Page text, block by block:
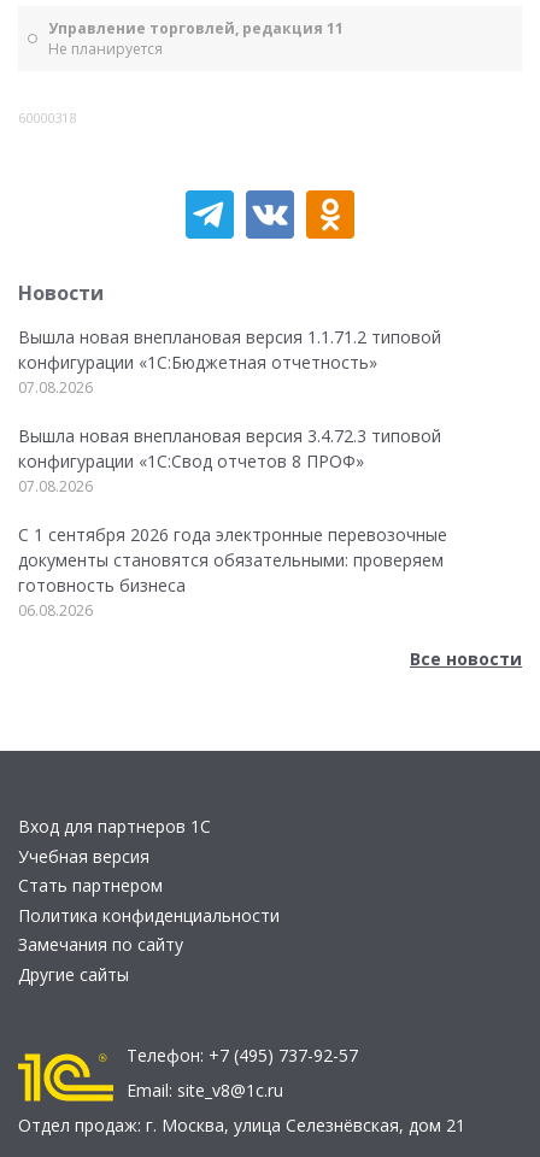
Управление торговлей, редакция 11
Не планируется
60000318
Новости
Вышла новая внеплановая версия 1.1.71.2 типовой
конфигурации «1C:Бюджетная отчетность»
07.08.2026
Вышла новая внеплановая версия 3.4.72.3 типовой
конфигурации «1C:Свод отчетов 8 ПРОФ»
07.08.2026
С 1 сентября 2026 года электронные перевозочные
документы становятся обязательными: проверяем
готовность бизнеса
06.08.2026
Все новости
Вход для партнеров 1С
Учебная версия
Стать партнером
Политика конфиденциальности
Замечания по сайту
Другие сайты
Телефон: +7 (495) 737-92-57
Email: site_v8@1c.ru
Отдел продаж: г. Москва, улица Селезнёвская, дом 21